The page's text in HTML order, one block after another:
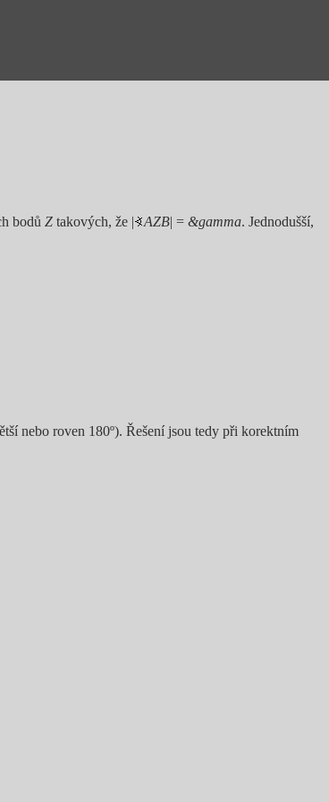
bodů Z takových, že | AZB| = &gamma. Jednodušší,
nebo roven 180º). Řešení jsou tedy při korektním